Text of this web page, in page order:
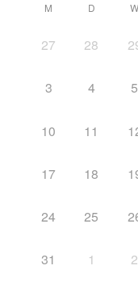
M D W
27 28
3 4 5
10 11
17 18
24 25
31 1 2